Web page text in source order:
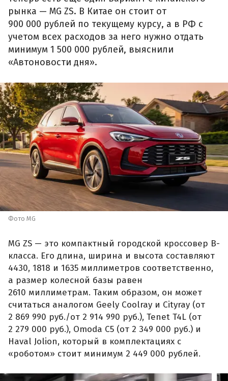
рынка — MG ZS. В Китае он стоит от
900 000 рублей по текущему курсу, а в РФ с
учетом всех расходов за него нужно отдать
минимум 1 500 000 рублей, выяснили
«Автоновости дня».
Фото MG
MG ZS — это компактный городской кроссовер B-
класса. Его длина, ширина и высота составляют
4430, 1818 и 1635 миллиметров соответственно,
а размер колесной базы равен
2610 миллиметрам. Таким образом, он может
считаться аналогом Geely Coolray и Cityray (от
2 869 990 руб./от 2 914 990 руб.), Tenet T4L (от
2 279 000 руб.), Omoda C5 (от 2 349 000 руб.) и
Haval Jolion, который в комплектациях с
«роботом» стоит минимум 2 449 000 рублей.